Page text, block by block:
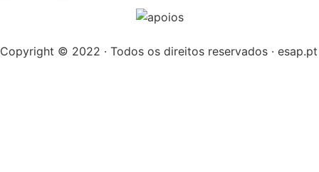
Copyright © 2022 · Todos os direitos reservados · esap.pt